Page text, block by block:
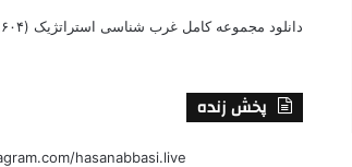
دانلود مجموعه کامل غرب شناسی استراتژیک (۲۷,۶۰۴)
پخش زنده
hasanabbasi.live